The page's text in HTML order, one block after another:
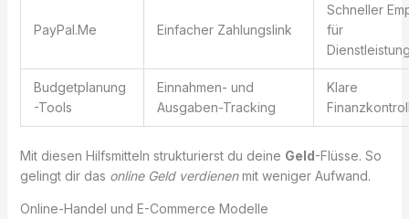
PayPal.Me Einfacher Zahlungslink
Schneller
für
Budgetplanung
-Tools
Einnahmen- und
Ausgaben-Tracking
Klare
Mit diesen Hilfsmitteln strukturierst du deine Geld-Flüsse. So
gelingt dir das online Geld verdienenmit weniger Aufwand.
Online-Handel und E-Commerce Modelle